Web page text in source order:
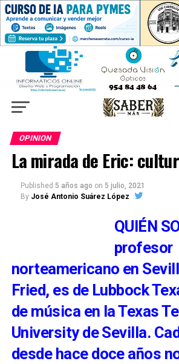
OPINION
La mirada de Eric:
Published 5 años ago on 5 julio, 2021
By José Antonio Suárez López
QUIÉN
profesor
norteamericano en
Fried, es de Lubbock
de música en la Texas
University de Sevilla.
desde hace doce años